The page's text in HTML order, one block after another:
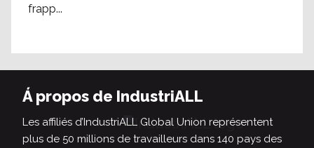
frapp...
Á propos de IndustriALL
Les affiliés d’IndustriALL Global Union représentent
plus de 50 millions de travailleurs dans 140 pays des